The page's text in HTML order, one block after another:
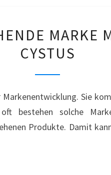
DURCH
SPRECHENDE
–
CYSTUS
MARKE
CYSTUS
Sie
bestehen solche
Produkte. Damit